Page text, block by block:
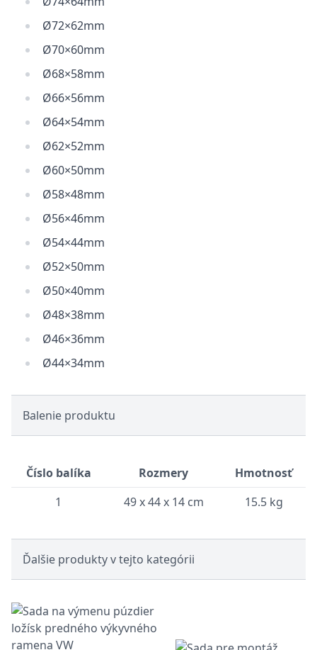
Ø72×62mm
Ø70×60mm
Ø68×58mm
Ø66×56mm
Ø64×54mm
Ø62×52mm
Ø60×50mm
Ø58×48mm
Ø56×46mm
Ø54×44mm
Ø52×50mm
Ø50×40mm
Ø48×38mm
Ø46×36mm
Ø44×34mm
Balenie produktu
Číslo balíka Rozmery
Hmotnosť
1
49 x 44 x 14 cm 15.5 kg
Ďalšie produkty v tejto kategórii